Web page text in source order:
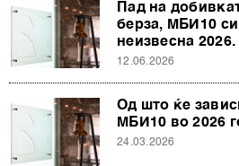
Пад на
берза, МБИ10
неизвесна 2026.
12.06.2026
Од што ќе
МБИ10 во 2026
24.03.2026